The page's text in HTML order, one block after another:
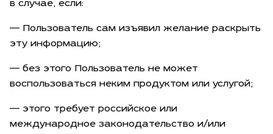
в случае, если:
— Пользователь сам изъявил желание раскрыть
эту информацию;
— без этого Пользователь не может
воспользоваться неким продуктом или услугой;
— этого требует российское или
международное законодательство и/или